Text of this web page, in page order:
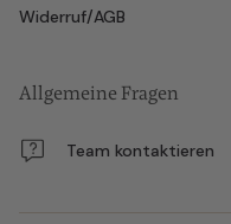
Widerruf/AGB
Allgemeine Fragen
Team kontaktieren